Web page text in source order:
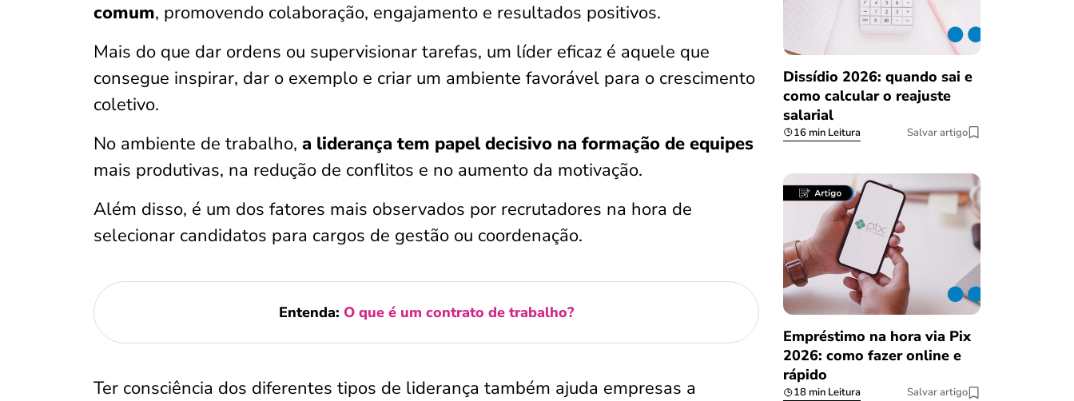
comum, promovendo colaboração, engajamento e resultados positivos.
Mais do que dar ordens ou supervisionar tarefas, um líder eficaz é aquele que
consegue inspirar, dar o exemplo e criar um ambiente favorável para o crescimento
coletivo.
No ambiente de trabalho, a liderança tem papel decisivo na formação de equipes
mais produtivas, na redução de conflitos e no aumento da motivação.
Além disso, é um dos fatores mais observados por recrutadores na hora de
selecionar candidatos para cargos de gestão ou coordenação.
Entenda: O que é um contrato de trabalho?
Ter consciência dos diferentes tipos de liderança também ajuda empresas a
Dissídio 2026: quando sai e
como calcular o reajuste
salarial
16 min Leitura Salvar artigo
Empréstimo na hora via Pix
2026: como fazer online e
rápido
18 min Leitura Salvar artigo